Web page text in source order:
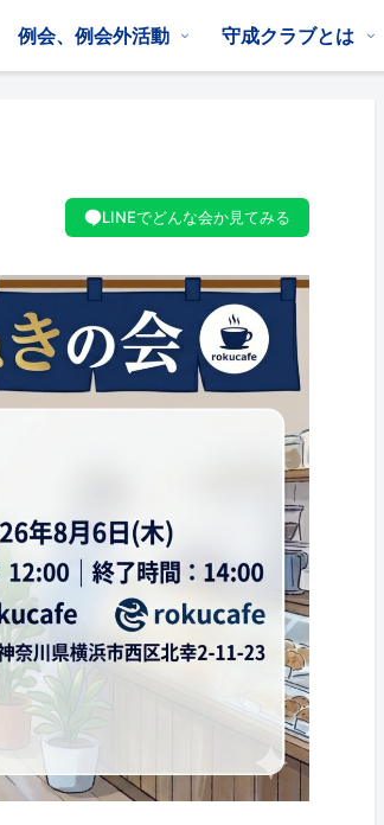
例会、例会外活動 守成クラブとは
LINEでどんな会か見てみる